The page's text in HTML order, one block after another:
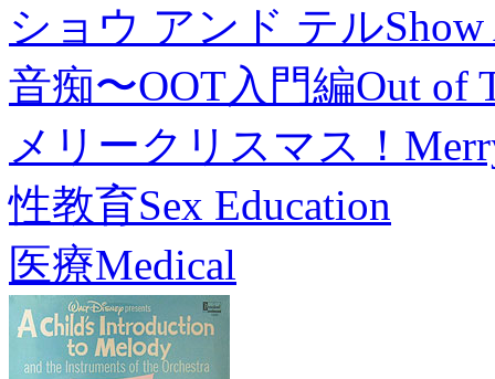
ショウ アンド テル
音痴〜OOT入門編Out of
メリークリスマス！
性教育Sex Education
医療Medical